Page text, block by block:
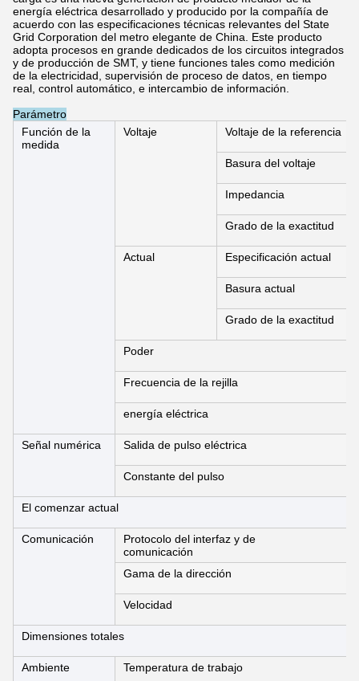
energía eléctrica desarrollado y producido por la compañía de
acuerdo con las especificaciones técnicas relevantes del State
Grid Corporation del metro elegante de China. Este producto
adopta procesos en grande dedicados de los circuitos integrados
y de producción de SMT, y tiene funciones tales como medición
de la electricidad, supervisión de proceso de datos, en tiempo
real, control automático, e intercambio de información.
Parámetro
Función de la
medida
Voltaje Voltaje de la referencia
Basura del voltaje
Impedancia
Grado de la exactitud
Actual Especificación actual
Basura actual
Grado de la exactitud
Poder
Frecuencia de la rejilla
energía eléctrica
Señal numérica Salida de pulso eléctrica
Constante del pulso
El comenzar actual
Comunicación
Protocolo del interfaz y de
comunicación
Gama de la dirección
Velocidad
Dimensiones totales
Ambiente Temperatura de trabajo